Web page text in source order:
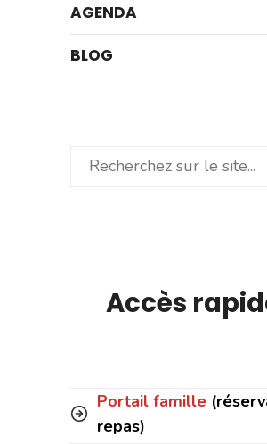
AGENDA
BLOG
Rechercher
Accès
Portail famille
repas)